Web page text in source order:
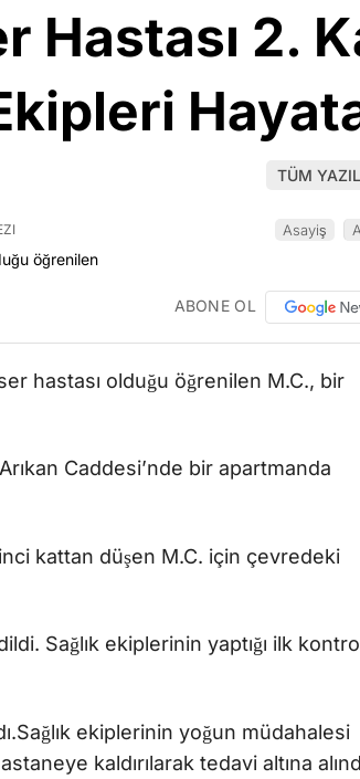
Hastası 2.
TÜM
Asayiş
ABONE OL
hastası olduğu öğrenilen M.C., bir
Caddesi’nde bir apartmanda
kattan düşen M.C. için çevredeki
Sağlık ekiplerinin yaptığı ilk
ekiplerinin yoğun müdahalesi
kaldırılarak tedavi altına